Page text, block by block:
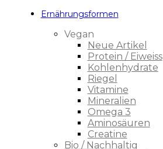
Ernährungsformen
Vegan
Neue Artikel
Protein / Eiweiss
Kohlenhydrate
Riegel
Vitamine
Mineralien
Omega 3
Aminosäuren
Creatine
Bio / Nachhaltig